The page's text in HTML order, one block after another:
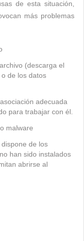
de esta situación,
más problemas
(descarga el
de los datos
adecuada
para trabajar con él.
malware
de los
han sido instalados
abrirse al